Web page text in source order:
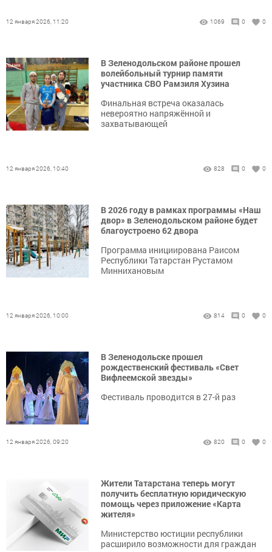
12 января 2026, 11:20 1069 0 0
В Зеленодольском районе прошел
волейбольный турнир памяти
участника СВО Рамзиля Хузина
Финальная встреча оказалась
невероятно напряжённой и
захватывающей
12 января 2026, 10:40 828 0 0
В 2026 году в рамках программы «Наш
двор» в Зеленодольском районе будет
благоустроено 62 двора
Программа инициирована Раисом
Республики Татарстан Рустамом
Миннихановым
12 января 2026, 10:00 814 0 0
В Зеленодольске прошел
рождественский фестиваль «Свет
Вифлеемской звезды»
Фестиваль проводится в 27-й раз
12 января 2026, 09:20 820 0 0
Жители Татарстана теперь могут
получить бесплатную юридическую
помощь через приложение «Карта
жителя»
Министерство юстиции республики
расширило возможности для граждан